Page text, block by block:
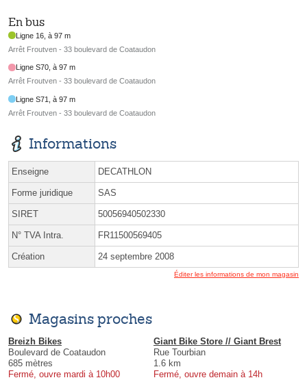
En bus
Ligne 16, à 97 m
Arrêt Froutven - 33 boulevard de Coataudon
Ligne S70, à 97 m
Arrêt Froutven - 33 boulevard de Coataudon
Ligne S71, à 97 m
Arrêt Froutven - 33 boulevard de Coataudon
Informations
Enseigne DECATHLON
Forme juridique SAS
SIRET 50056940502330
N° TVA Intra. FR11500569405
Création 24 septembre 2008
Éditer les informations de mon magasin
Magasins proches
Breizh Bikes
Boulevard de Coataudon
685 mètres
Fermé, ouvre mardi à 10h00
Giant Bike Store // Giant Brest
Rue Tourbian
1.6 km
Fermé, ouvre demain à 14h